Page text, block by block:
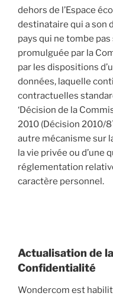
dehors de l’Espace
destinataire qui a son
pays qui ne tombe
promulguée par la
par les dispositions
données, laquelle
contractuelles
‘Décision de la
2010 (Décision 2010/
autre mécanisme sur
la vie privée ou d’une
réglementation
caractère personnel.
Actualisation de
Confidentialité
Wondercom est